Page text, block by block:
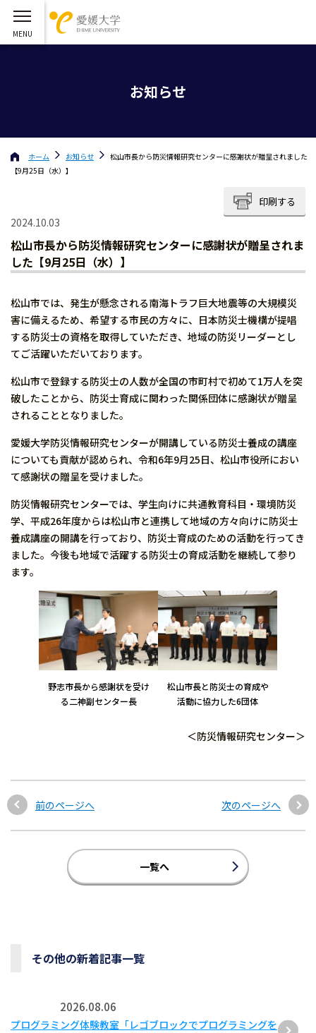
お知らせ
ホーム お知らせ
松山市長から防災情報研究センターに感謝状が贈呈されました
【9月25日（水）】
印刷する
2024.10.03
松山市長から防災情報研究センターに感謝状が贈呈されま
した【9月25日（水）】
松山市では、発生が懸念される南海トラフ巨大地震等の大規模災
害に備えるため、希望する市民の方々に、日本防災士機構が提唱
する防災士の資格を取得していただき、地域の防災リーダーとし
てご活躍いただいております。
松山市で登録する防災士の人数が全国の市町村で初めて1万人を突
破したことから、防災士育成に関わった関係団体に感謝状が贈呈
されることとなりました。
愛媛大学防災情報研究センターが開講している防災士養成の講座
についても貢献が認められ、令和6年9月25日、松山市役所におい
て感謝状の贈呈を受けました。
防災情報研究センターでは、学生向けに共通教育科目・環境防災
学、平成26年度からは松山市と連携して地域の方々向けに防災士
養成講座の開講を行っており、防災士育成のための活動を行ってき
ました。今後も地域で活躍する防災士の育成活動を継続して参り
ます。
野志市長から感謝状を受け
る二神副センター長
松山市長と防災士の育成や
活動に協力した6団体
＜防災情報研究センター＞
前のページへ 次のページへ
一覧へ
その他の新着記事一覧
2026.08.06
プログラミング体験教室「レゴブロックでプログラミングを